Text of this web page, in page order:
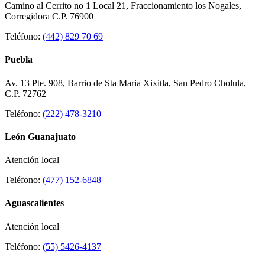
Camino al Cerrito no 1 Local 21, Fraccionamiento los Nogales,
Corregidora C.P. 76900
Teléfono: (442) 829 70 69
Puebla
Av. 13 Pte. 908, Barrio de Sta Maria Xixitla, San Pedro Cholula,
C.P. 72762
Teléfono: (222) 478-3210
León Guanajuato
Atención local
Teléfono: (477) 152-6848
Aguascalientes
Atención local
Teléfono: (55) 5426-4137